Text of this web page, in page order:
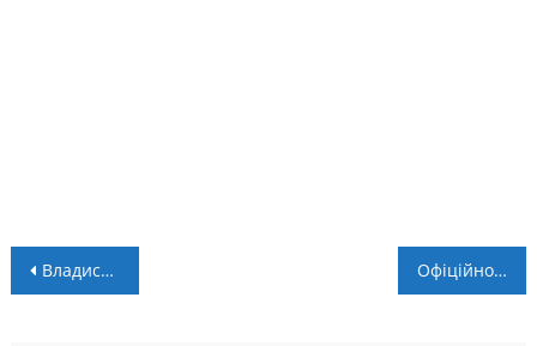
Навігація
Владислав Семотюк змінив клуб в Прем’єр-лізі Офіційно: “Пробій” підсилився досвідченим захисником